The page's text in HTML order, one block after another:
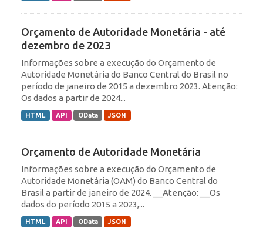
Orçamento de Autoridade Monetária - até
dezembro de 2023
Informações sobre a execução do Orçamento de
Autoridade Monetária do Banco Central do Brasil no
período de janeiro de 2015 a dezembro 2023. Atenção:
Os dados a partir de 2024...
HTML API OData JSON
Orçamento de Autoridade Monetária
Informações sobre a execução do Orçamento de
Autoridade Monetária (OAM) do Banco Central do
Brasil a partir de janeiro de 2024. __Atenção: __Os
dados do período 2015 a 2023,...
HTML API OData JSON